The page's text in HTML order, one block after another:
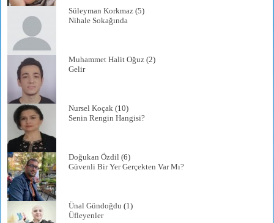
Süleyman Korkmaz (5)
Nihale Sokağında
Muhammet Halit Oğuz (2)
Gelir
Nursel Koçak (10)
Senin Rengin Hangisi?
Doğukan Özdil (6)
Güvenli Bir Yer Gerçekten Var Mı?
Ünal Gündoğdu (1)
Üfleyenler